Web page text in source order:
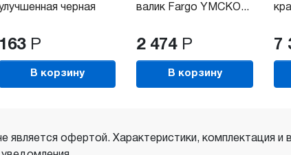
черная
163 Р
В корзину
валик Fargo YMCKO...
2 474 Р
В корзину
7
является офертой. Характеристики, комплектация